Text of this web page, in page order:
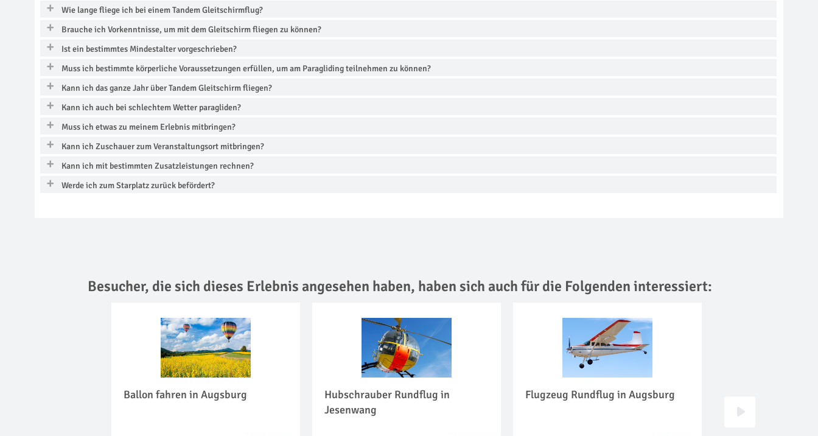
Wie lange fliege ich bei einem Tandem Gleitschirmflug?
Brauche ich Vorkenntnisse, um mit dem Gleitschirm fliegen zu können?
Ist ein bestimmtes Mindestalter vorgeschrieben?
Muss ich bestimmte körperliche Voraussetzungen erfüllen, um am Paragliding teilnehmen zu können?
Kann ich das ganze Jahr über Tandem Gleitschirm fliegen?
Kann ich auch bei schlechtem Wetter paragliden?
Muss ich etwas zu meinem Erlebnis mitbringen?
Kann ich Zuschauer zum Veranstaltungsort mitbringen?
Kann ich mit bestimmten Zusatzleistungen rechnen?
Werde ich zum Starplatz zurück befördert?
Besucher, die sich dieses Erlebnis angesehen haben, haben sich auch für die Folgenden interessiert:
Ballon fahren in Augsburg
Hubschrauber Rundflug in
Jesenwang
Flugzeug Rundflug in Augsburg
Augsburg